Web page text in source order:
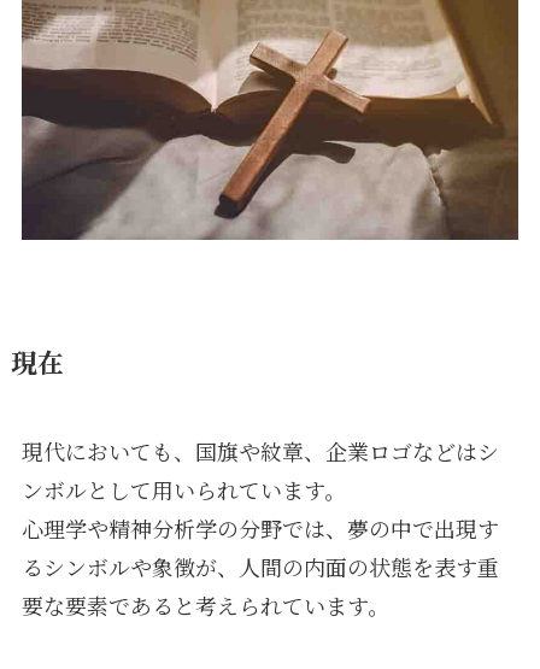
現在
現代においても、国旗や紋章、企業ロゴなどはシ
ンボルとして用いられています。
心理学や精神分析学の分野では、夢の中で出現す
るシンボルや象徴が、人間の内面の状態を表す重
要な要素であると考えられています。